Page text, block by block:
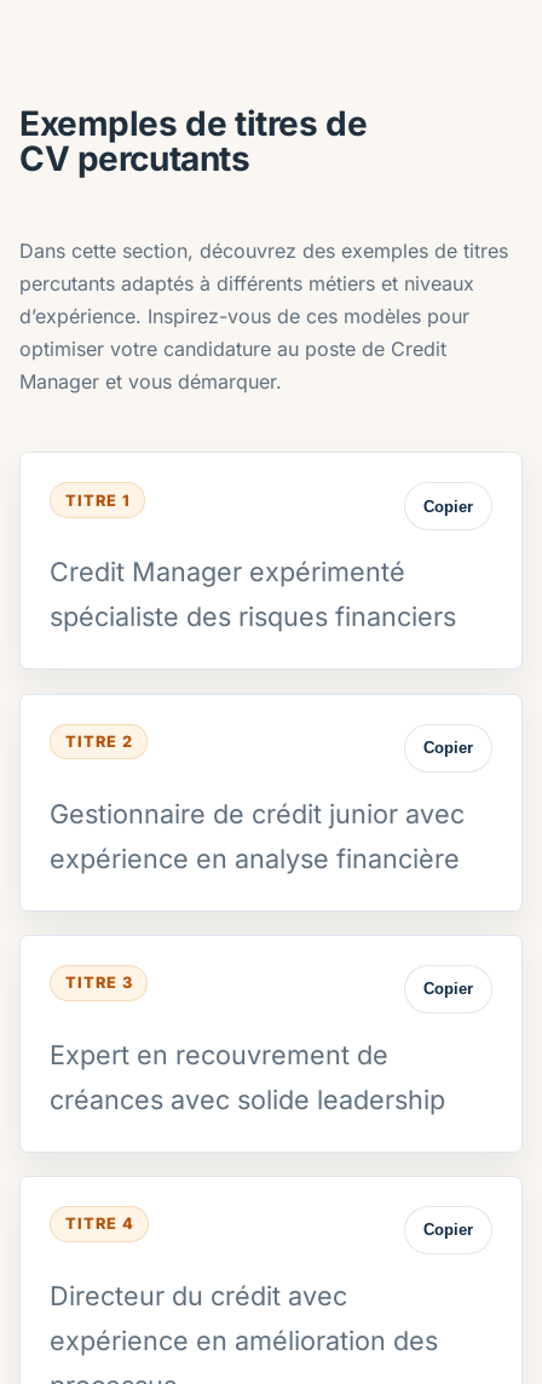
Exemples de titres de
CV percutants
Dans cette section, découvrez des exemples de titres
percutants adaptés à différents métiers et niveaux
d’expérience. Inspirez-vous de ces modèles pour
optimiser votre candidature au poste de Credit
Manager et vous démarquer.
TITRE 1 Copier
Credit Manager expérimenté
spécialiste des risques financiers
TITRE 2 Copier
Gestionnaire de crédit junior avec
expérience en analyse financière
TITRE 3 Copier
Expert en recouvrement de
créances avec solide leadership
TITRE 4 Copier
Directeur du crédit avec
expérience en amélioration des